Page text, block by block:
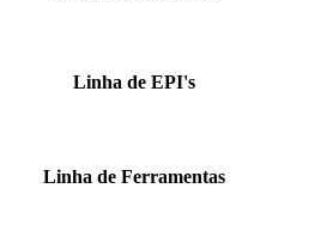
Linha de EPI's
Linha de Ferramentas